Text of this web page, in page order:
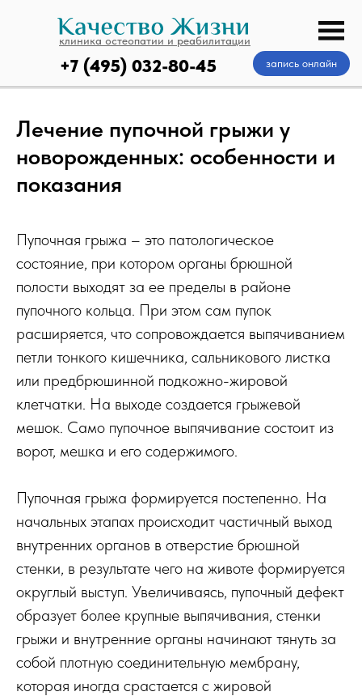
клиника остеопатии и реабилитации
+7 (495) 032-80-45 запись онлайн
Лечение пупочной грыжи у
новорожденных: особенности и
показания
Пупочная грыжа – это патологическое
состояние, при котором органы брюшной
полости выходят за ее пределы в районе
пупочного кольца. При этом сам пупок
расширяется, что сопровождается выпячиванием
петли тонкого кишечника, сальникового листка
или предбрюшинной подкожно-жировой
клетчатки. На выходе создается грыжевой
мешок. Само пупочное выпячивание состоит из
ворот, мешка и его содержимого.
Пупочная грыжа формируется постепенно. На
начальных этапах происходит частичный выход
внутренних органов в отверстие брюшной
стенки, в результате чего на животе формируется
округлый выступ. Увеличиваясь, пупочный дефект
образует более крупные выпячивания, стенки
грыжи и внутренние органы начинают тянуть за
собой плотную соединительную мембрану,
которая иногда срастается с жировой